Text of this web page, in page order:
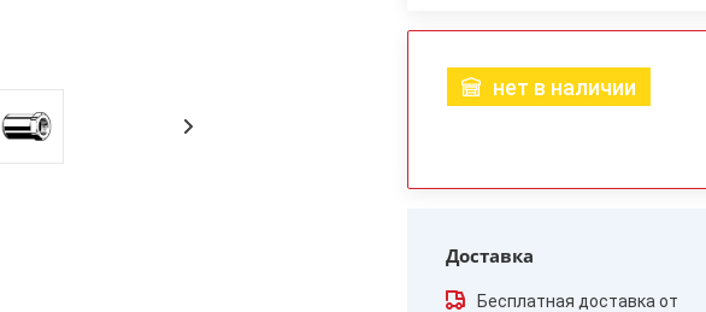
нет в наличии
Доставка
Бесплатная доставка от